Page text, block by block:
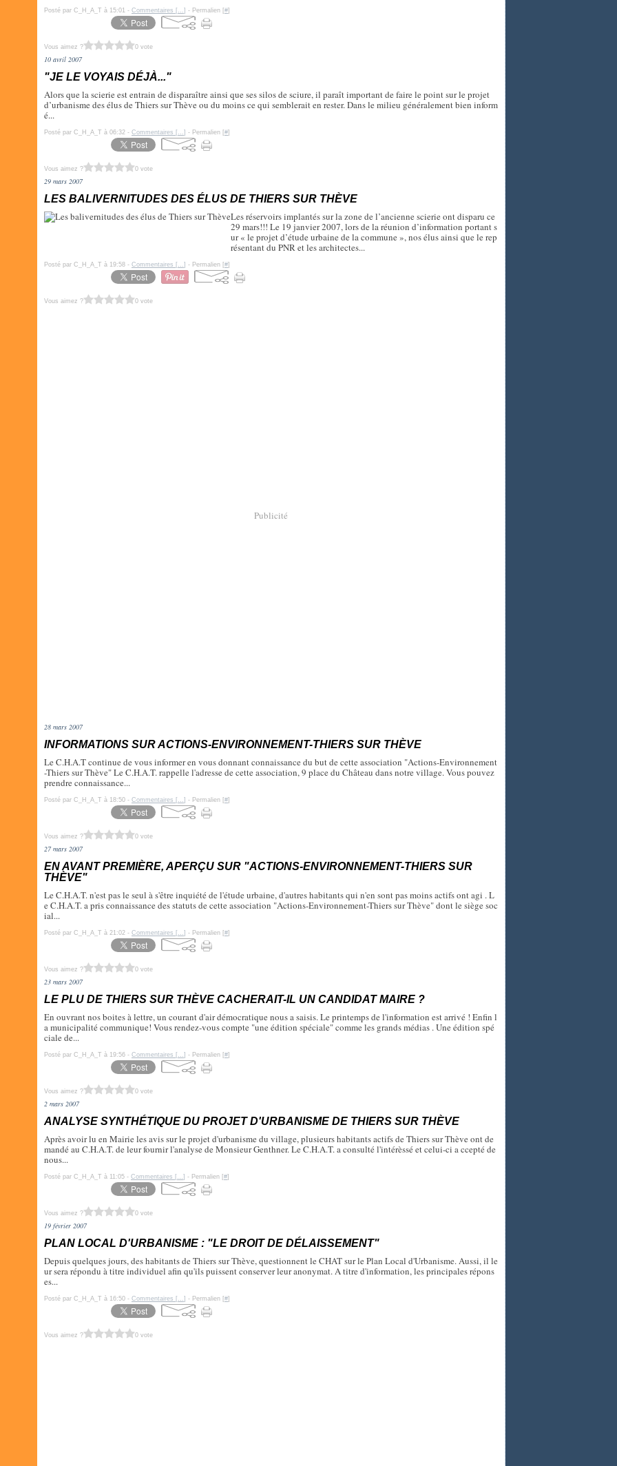
Posté par C_H_A_T à 15:01 - Commentaires [ …] - Permalien [#]
Vous aimez ? 0 vote
10 avril 2007
"JE LE VOYAIS DÉJÀ..."
Alors que la scierie est entrain de disparaître ainsi que ses silos de sciure, il paraît important de faire le point sur le projet
d’urbanisme des élus de Thiers sur Thève ou du moins ce qui semblerait en rester. Dans le milieu généralement bien inform
é...
Posté par C_H_A_T à 06:32 - Commentaires [ …] - Permalien [#]
Vous aimez ? 0 vote
29 mars 2007
LES BALIVERNITUDES DES ÉLUS DE THIERS SUR THÈVE
Les réservoirs implantés sur la zone de l’ancienne scierie ont disparu ce
29 mars!!! Le 19 janvier 2007, lors de la réunion d’information portant s
ur « le projet d’étude urbaine de la commune », nos élus ainsi que le rep
résentant du PNR et les architectes...
Posté par C_H_A_T à 19:58 - Commentaires [ …] - Permalien [#]
Vous aimez ? 0 vote
Publicité
28 mars 2007
INFORMATIONS SUR ACTIONS-ENVIRONNEMENT-THIERS SUR THÈVE
Le C.H.A.T continue de vous informer en vous donnant connaissance du but de cette association "Actions-Environnement
-Thiers sur Thève" Le C.H.A.T. rappelle l'adresse de cette association, 9 place du Château dans notre village. Vous pouvez
prendre connaissance...
Posté par C_H_A_T à 18:50 - Commentaires [ …] - Permalien [#]
Vous aimez ? 0 vote
27 mars 2007
EN AVANT PREMIÈRE, APERÇU SUR "ACTIONS-ENVIRONNEMENT-THIERS SUR
THÈVE"
Le C.H.A.T. n'est pas le seul à s'être inquiété de l'étude urbaine, d'autres habitants qui n'en sont pas moins actifs ont agi . L
e C.H.A.T. a pris connaissance des statuts de cette association "Actions-Environnement-Thiers sur Thève" dont le siège soc
ial...
Posté par C_H_A_T à 21:02 - Commentaires [ …] - Permalien [#]
Vous aimez ? 0 vote
23 mars 2007
LE PLU DE THIERS SUR THÈVE CACHERAIT-IL UN CANDIDAT MAIRE ?
En ouvrant nos boites à lettre, un courant d'air démocratique nous a saisis. Le printemps de l'information est arrivé ! Enfin l
a municipalité communique! Vous rendez-vous compte "une édition spéciale" comme les grands médias . Une édition spé
ciale de...
Posté par C_H_A_T à 19:56 - Commentaires [ …] - Permalien [#]
Vous aimez ? 0 vote
2 mars 2007
ANALYSE SYNTHÉTIQUE DU PROJET D'URBANISME DE THIERS SUR THÈVE
Après avoir lu en Mairie les avis sur le projet d'urbanisme du village, plusieurs habitants actifs de Thiers sur Thève ont de
mandé au C.H.A.T. de leur fournir l'analyse de Monsieur Genthner. Le C.H.A.T. a consulté l'intérèssé et celui-ci a ccepté de
nous...
Posté par C_H_A_T à 11:05 - Commentaires [ …] - Permalien [#]
Vous aimez ? 0 vote
19 février 2007
PLAN LOCAL D'URBANISME : "LE DROIT DE DÉLAISSEMENT"
Depuis quelques jours, des habitants de Thiers sur Thève, questionnent le CHAT sur le Plan Local d'Urbanisme. Aussi, il le
ur sera répondu à titre individuel afin qu'ils puissent conserver leur anonymat. A titre d'information, les principales répons
es...
Posté par C_H_A_T à 16:50 - Commentaires [ …] - Permalien [#]
Vous aimez ? 0 vote